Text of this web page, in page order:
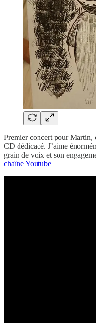
Premier concert pour Martin,
CD dédicacé. J’aime
grain de voix et son
chaîne Youtube